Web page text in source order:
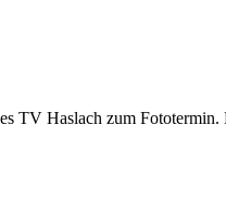
TV Haslach zum